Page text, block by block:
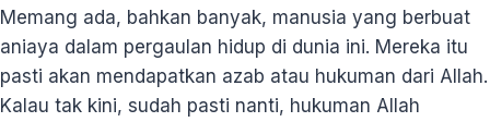
Memang ada, bahkan banyak, manusia yang berbuat
aniaya dalam pergaulan hidup di dunia ini. Mereka itu
pasti akan mendapatkan azab atau hukuman dari Allah.
Kalau tak kini, sudah pasti nanti, hukuman Allah